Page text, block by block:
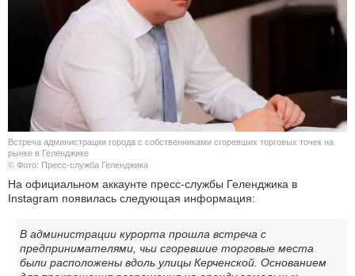
Встреча администрации города с собственниками сгоревших торговых точек на
рынке в Геленджике
© Фото: Пресс-служба Геленджика
На официальном аккаунте пресс-службы Геленджика в
Instagram появилась следующая информация:
В администрации курорта прошла встреча с
предпринимателями, чьи сгоревшие торговые места
были расположены вдоль улицы Керченской. Основанием